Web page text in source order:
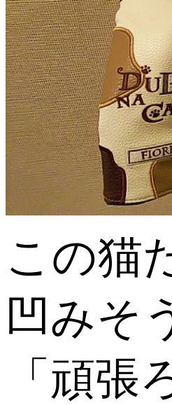
この猫
凹みそ
「頑